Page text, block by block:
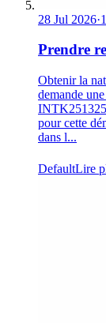
28 Jul 2026·
Prendre
Obtenir la
demande
pour cette
dans l...
DefaultLire